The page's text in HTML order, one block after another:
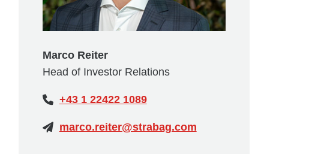
Marco Reiter
Head of Investor Relations
+43 1 22422 1089
marco.reiter@strabag.com